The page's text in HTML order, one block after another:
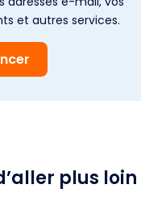
et autres services.
plus loin